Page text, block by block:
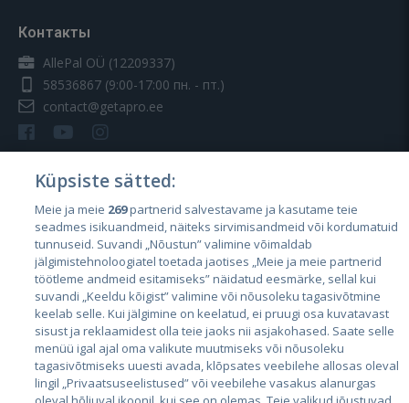
Контакты
AllePal OÜ (12209337)
58536867 (9:00-17:00 пн. - пт.)
contact@getapro.ee
Страны
Эстония
Латвия
Литва
Küpsiste sätted:
Meie ja meie 269partnerid salvestavame ja kasutame teie
seadmes isikuandmeid, näiteks sirvimisandmeid või kordumatuid
tunnuseid. Suvandi „Nõustun” valimine võimaldab
jälgimistehnoloogiatel toetada jaotises „Meie ja meie partnerid
töötleme andmeid esitamiseks” näidatud eesmärke, sellal kui
suvandi „Keeldu kõigist” valimine või nõusoleku tagasivõtmine
keelab selle. Kui jälgimine on keelatud, ei pruugi osa kuvatavast
sisust ja reklaamidest olla teie jaoks nii asjakohased. Saate selle
menüü igal ajal oma valikute muutmiseks või nõusoleku
tagasivõtmiseks uuesti avada, klõpsates veebilehe allosas oleval
lingil „Privaatsuseelistused” või veebilehe vasakus alanurgas